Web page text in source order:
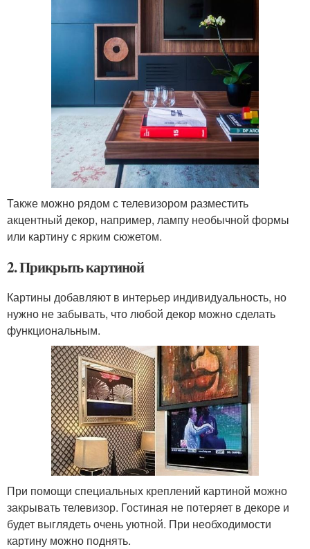
Также можно рядом с телевизором разместить
акцентный декор, например, лампу необычной формы
или картину с ярким сюжетом.
2. Прикрыть картиной
Картины добавляют в интерьер индивидуальность, но
нужно не забывать, что любой декор можно сделать
функциональным.
При помощи специальных креплений картиной можно
закрывать телевизор. Гостиная не потеряет в декоре и
будет выглядеть очень уютной. При необходимости
картину можно поднять.